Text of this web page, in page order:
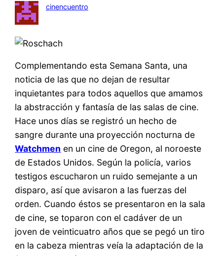
cinencuentro
Complementando esta Semana Santa, una
noticia de las que no dejan de resultar
inquietantes para todos aquellos que amamos
la abstracción y fantasía de las salas de cine.
Hace unos días se registró un hecho de
sangre durante una proyección nocturna de
Watchmen en un cine de Oregon, al noroeste
de Estados Unidos. Según la policía, varios
testigos escucharon un ruido semejante a un
disparo, así que avisaron a las fuerzas del
orden. Cuando éstos se presentaron en la sala
de cine, se toparon con el cadáver de un
joven de veinticuatro años que se pegó un tiro
en la cabeza mientras veía la adaptación de la